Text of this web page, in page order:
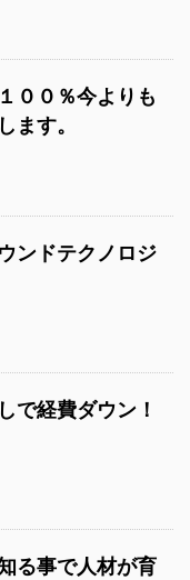
００％今よりも
ます。
ンドテクノロジ
で経費ダウン！
る事で人材が育